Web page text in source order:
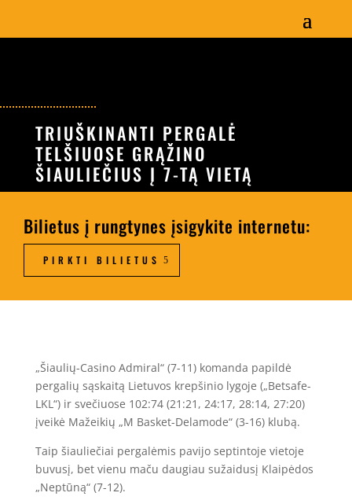
TRIUŠKINANTI PERGALĖ
TELŠIUOSE GRĄŽINO
ŠIAULIEČIUS Į 7-TĄ VIETĄ
Bilietus į rungtynes įsigykite internetu:
PIRKTI BILIETUS
„Šiaulių-Casino Admiral“ (7-11) komanda papildė
pergalių sąskaitą Lietuvos krepšinio lygoje („Betsafe-
LKL“) ir svečiuose 102:74 (21:21, 24:17, 28:14, 27:20)
įveikė Mažeikių „M Basket-Delamode“ (3-16) klubą.
Taip šiauliečiai pergalėmis pavijo septintoje vietoje
buvusį, bet vienu maču daugiau sužaidusį Klaipėdos
„Neptūną“ (7-12).